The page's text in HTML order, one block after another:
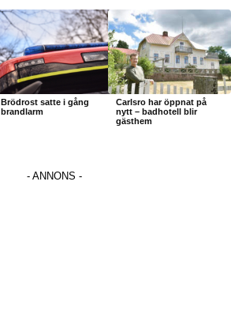
Brödrost satte i gång
brandlarm
Carlsro har öppnat på
nytt – badhotell blir
gästhem